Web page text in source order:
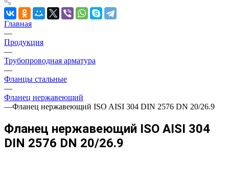
Главная
—
Продукция
—
Трубопроводная арматура
—
Фланцы стальные
—
Фланец нержавеющий
—Фланец нержавеющий ISO AISI 304 DIN 2576 DN 20/26.9
Фланец нержавеющий ISO AISI 304
DIN 2576 DN 20/26.9